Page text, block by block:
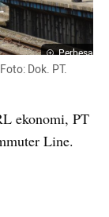
Perbesar
Dok. PT.
ekonomi, PT
Line.